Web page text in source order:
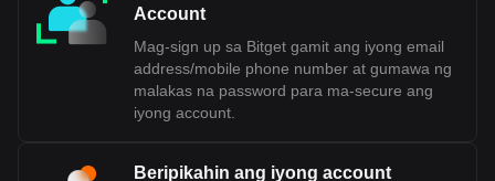
Account
Mag-sign up sa Bitget gamit ang iyong email
address/mobile phone number at gumawa ng
malakas na password para ma-secure ang
iyong account.
Beripikahin ang iyong account